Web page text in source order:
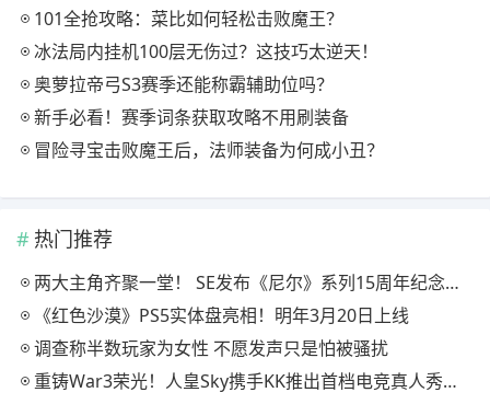
101全抢攻略：菜比如何轻松击败魔王？
冰法局内挂机100层无伤过？这技巧太逆天！
奥萝拉帝弓S3赛季还能称霸辅助位吗？
新手必看！赛季词条获取攻略不用刷装备
冒险寻宝击败魔王后，法师装备为何成小丑？
热门推荐
两大主角齐聚一堂！ SE发布《尼尔》系列15周年纪念典藏套装
《红色沙漠》PS5实体盘亮相！明年3月20日上线
调查称半数玩家为女性 不愿发声只是怕被骚扰
重铸War3荣光！人皇Sky携手KK推出首档电竞真人秀《寻找下一个Sky》